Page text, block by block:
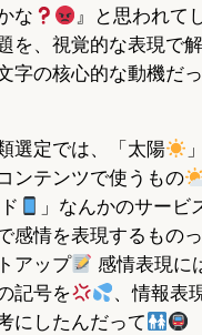
な
』と思われて
を、視覚的な表現で
字の核心的な動機だ
選定では、「太陽
ンテンツで使うもの
」なんかのサービ
感情を表現するもの
アップ
感情表現に
記号を
、情報表
にしたんだって